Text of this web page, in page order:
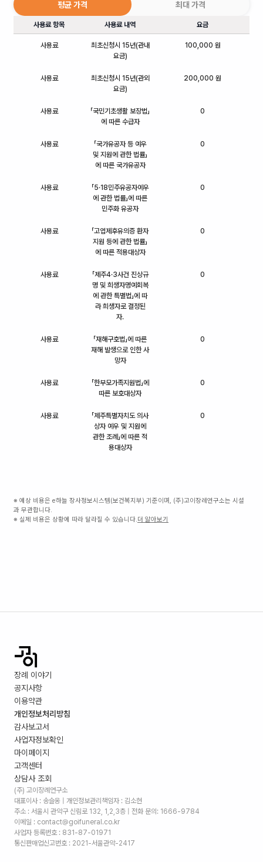
평균 가격 최대 가격
사용료 항목 사용료 내역 요금
사용료
최초신청시 15년(관내
요금)
100,000 원
사용료
최초신청시 15년(관외
요금)
200,000 원
사용료
「국민기초생활 보장법」
에 따른 수급자
0
사용료
「국가유공자 등 예우
및 지원에 관한 법률」
에 따른 국가유공자
0
사용료
「5·18민주유공자예우
에 관한 법률」에 따른
민주화 유공자
0
사용료
「고엽제후유의증 환자
지원 등에 관한 법률」
에 따른 적용대상자
0
사용료
「제주4·3사건 진상규
명 및 희생자명예회복
에 관한 특별법」에 따
라 희생자로 결정된
자.
0
사용료
「재해구호법」에 따른
재해 발생으로 인한 사
망자
0
사용료
「한부모가족지원법」에
따른 보호대상자
0
사용료
「제주특별자치도 의사
상자 예우 및 지원에
관한 조례」에 따른 적
용대상자
0
※ 예상 비용은 e하늘 장사정보시스템(보건복지부) 기준이며, (주)고이장례연구소는 시설
과 무관합니다.
※ 실제 비용은 상황에 따라 달라질 수 있습니다.더 알아보기
장례 이야기
공지사항
이용약관
개인정보처리방침
감사보고서
사업자정보확인
마이페이지
고객센터
상담사 조회
(주) 고이장례연구소
대표이사 : 송슬옹 | 개인정보관리책임자 : 김소현
주소 : 서울시 관악구 신림로 132, 1,2,3층 | 전화 문의: 1666-9784
이메일 : contact@goifuneral.co.kr
사업자 등록번호 : 831-87-01971
통신판매업신고번호 : 2021-서울관악-2417